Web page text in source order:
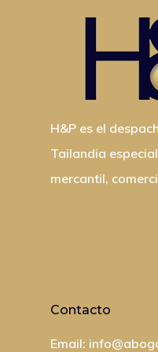
H&P es el
Tailandia
mercantil,
Contacto
Email: